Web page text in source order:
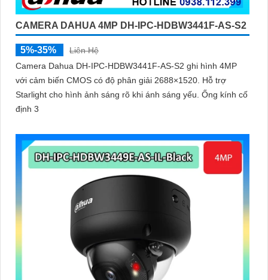
CAMERA DAHUA 4MP DH-IPC-HDBW3441F-AS-S2
5%-35%
Liên Hệ
Camera Dahua DH-IPC-HDBW3441F-AS-S2 ghi hình 4MP
với cảm biến CMOS có độ phân giải 2688×1520. Hỗ trợ
Starlight cho hình ảnh sáng rõ khi ánh sáng yếu. Ống kính cố
định 3